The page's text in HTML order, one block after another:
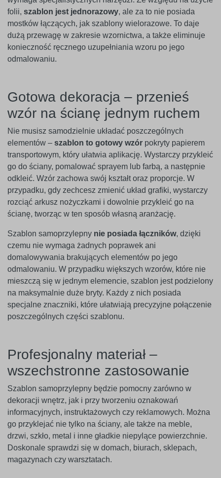
folii, szablon jest jednorazowy, ale za to nie posiada
mostków łączących, jak szablony wielorazowe. To daje
dużą przewagę w zakresie wzornictwa, a także eliminuje
konieczność ręcznego uzupełniania wzoru po jego
odmalowaniu.
Gotowa dekoracja – przenieś
wzór na ścianę jednym ruchem
Nie musisz samodzielnie układać poszczególnych
elementów – szablon to gotowy wzór pokryty papierem
transportowym, który ułatwia aplikację. Wystarczy przykleić
go do ściany, pomalować sprayem lub farbą, a następnie
odkleić. Wzór zachowa swój kształt oraz proporcje. W
przypadku, gdy zechcesz zmienić układ grafiki, wystarczy
rozciąć arkusz nożyczkami i dowolnie przykleić go na
ścianę, tworząc w ten sposób własną aranżację.
Szablon samoprzylepny nie posiada łączników, dzięki
czemu nie wymaga żadnych poprawek ani
domalowywania brakujących elementów po jego
odmalowaniu. W przypadku większych wzorów, które nie
mieszczą się w jednym elemencie, szablon jest podzielony
na maksymalnie duże bryty. Każdy z nich posiada
specjalne znaczniki, które ułatwiają precyzyjne połączenie
poszczególnych części szablonu.
Profesjonalny materiał –
wszechstronne zastosowanie
Szablon samoprzylepny będzie pomocny zarówno w
dekoracji wnętrz, jak i przy tworzeniu oznakowań
informacyjnych, instruktażowych czy reklamowych. Można
go przyklejać nie tylko na ściany, ale także na meble,
drzwi, szkło, metal i inne gładkie niepylące powierzchnie.
Doskonale sprawdzi się w domach, biurach, sklepach,
magazynach czy warsztatach.